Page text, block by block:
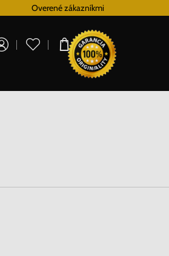
Overené zákazníkmi
0,00 €